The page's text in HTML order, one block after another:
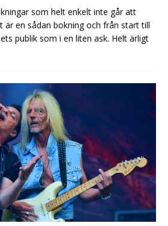
som helt enkelt inte går att
är en sådan bokning och från start till
publik som i en liten ask. Helt ärligt